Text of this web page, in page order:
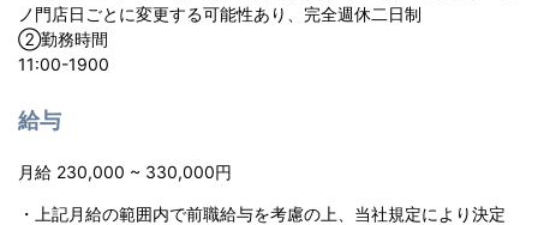
ノ門店日ごとに変更する可能性あり、完全週休二日制
➁勤務時間
11:00-1900
給与
月給 230,000 ~ 330,000円
・上記月給の範囲内で前職給与を考慮の上、当社規定により決定